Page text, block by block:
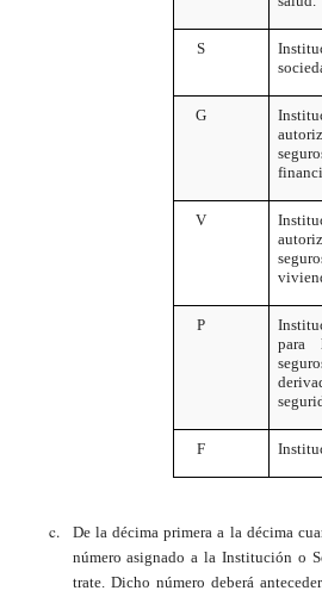
S
G
V
P
para
F
De la décima primera a la décima
número asignado a la Institución o
trate. Dicho número deberá